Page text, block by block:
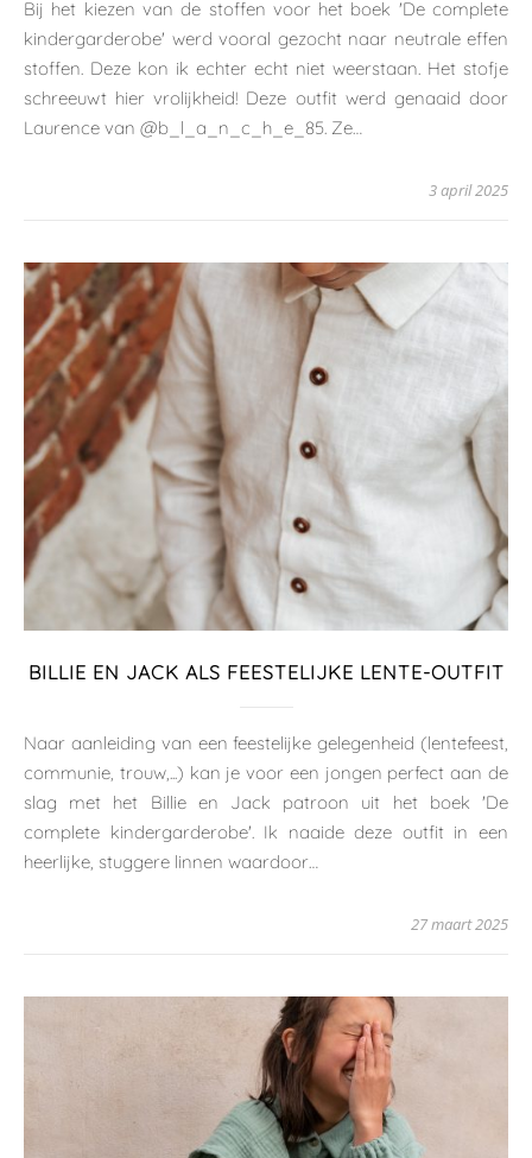
Bij het kiezen van de stoffen voor het boek 'De complete
kindergarderobe' werd vooral gezocht naar neutrale effen
stoffen. Deze kon ik echter echt niet weerstaan. Het stofje
schreeuwt hier vrolijkheid! Deze outfit werd genaaid door
Laurence van @b_l_a_n_c_h_e_85. Ze…
3 april 2025
BILLIE EN JACK ALS FEESTELIJKE LENTE-OUTFIT
Naar aanleiding van een feestelijke gelegenheid (lentefeest,
communie, trouw,...) kan je voor een jongen perfect aan de
slag met het Billie en Jack patroon uit het boek 'De
complete kindergarderobe'. Ik naaide deze outfit in een
heerlijke, stuggere linnen waardoor…
27 maart 2025